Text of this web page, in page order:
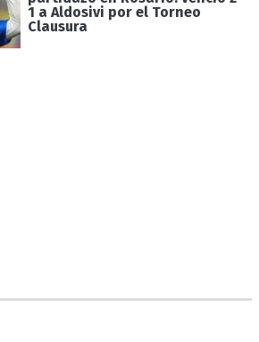
1 a Aldosivi por el Torneo
Clausura